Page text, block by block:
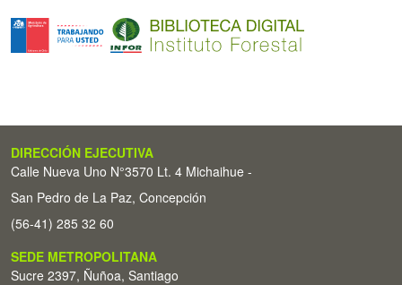
DIRECCIÓN EJECUTIVA
Calle Nueva Uno N°3570 Lt. 4 Michaihue -
San Pedro de La Paz, Concepción
(56-41) 285 32 60
SEDE METROPOLITANA
Sucre 2397, Ñuñoa, Santiago